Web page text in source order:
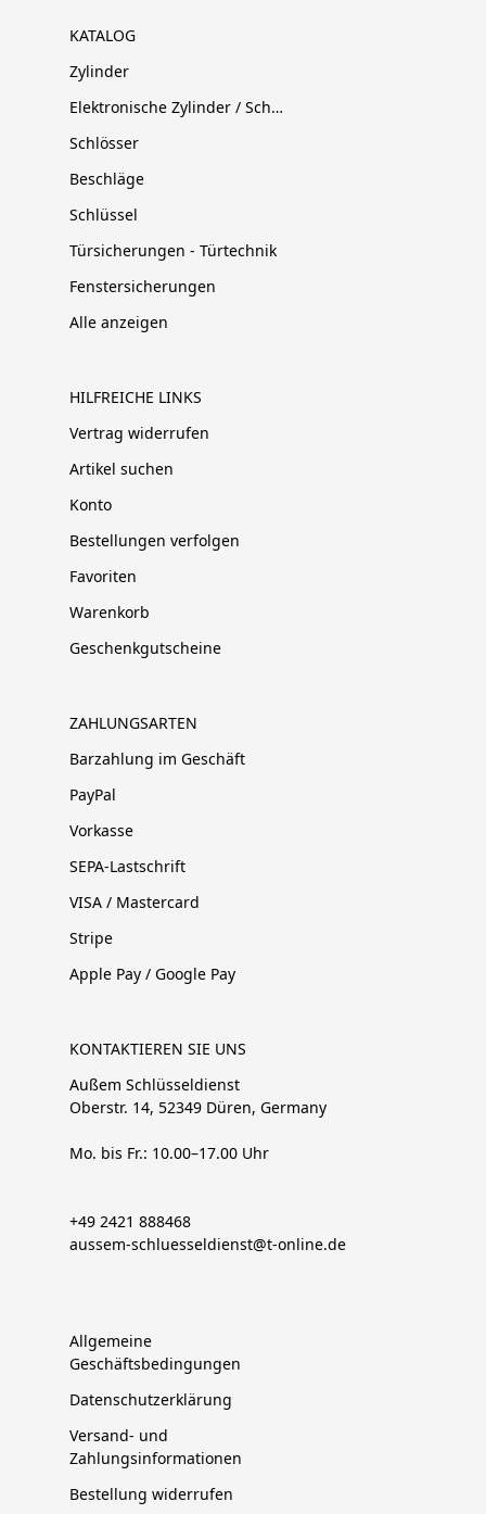
KATALOG
Zylinder
Elektronische Zylinder / Schließsysteme
Schlösser
Beschläge
Schlüssel
Türsicherungen - Türtechnik
Fenstersicherungen
Alle anzeigen
HILFREICHE LINKS
Vertrag widerrufen
Artikel suchen
Konto
Bestellungen verfolgen
Favoriten
Warenkorb
Geschenkgutscheine
ZAHLUNGSARTEN
Barzahlung im Geschäft
PayPal
Vorkasse
SEPA-Lastschrift
VISA / Mastercard
Stripe
Apple Pay / Google Pay
KONTAKTIEREN SIE UNS
Außem Schlüsseldienst
Oberstr. 14, 52349 Düren, Germany
Mo. bis Fr.: 10.00–17.00 Uhr
+49 2421 888468
aussem-schluesseldienst@t-online.de
Allgemeine
Geschäftsbedingungen
Datenschutzerklärung
Versand- und
Zahlungsinformationen
Bestellung widerrufen